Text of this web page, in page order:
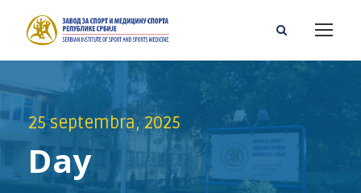
25 septembra, 2025
Day